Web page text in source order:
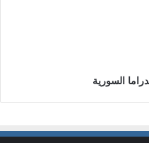
السورية